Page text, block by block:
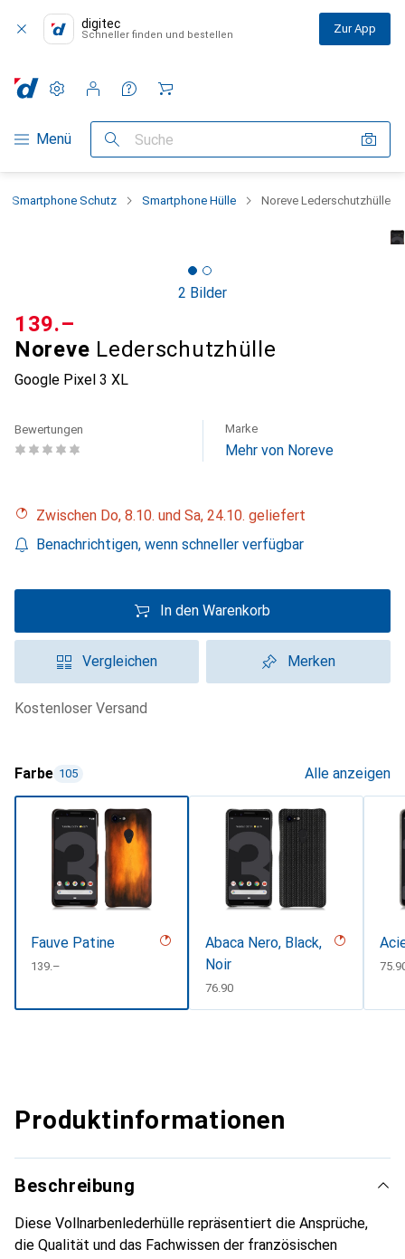
digitec
Schneller finden und bestellen Zur App
Navigation nach Kategorien
Menü Suche
Einstellungen
Kundenkonto
Vergleichslisten
Merklisten
Warenkorb
Smartphone Schutz Smartphone Hülle Noreve Lederschutzhülle
2 Bilder
Noreve Lederschutzhülle
Google Pixel 3 XL
CHF
139.–
Bewertungen Marke
Mehr von Noreve
Zwischen Do, 8.10. und Sa, 24.10. geliefert
Benachrichtigen, wenn schneller verfügbar
In den Warenkorb
Vergleichen Merken
kostenloser Versand
Farbe 105 Alle anzeigen
Fauve Patine
CHF
139.–
Abaca Nero, Black,
Noir
CHF
76.90
CHF
Produktinformationen
Beschreibung
Diese Vollnarbenlederhülle repräsentiert die Ansprüche,
die Qualität und das Fachwissen der französischen